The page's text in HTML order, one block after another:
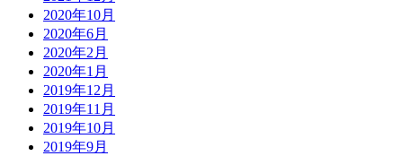
2020年10月
2020年6月
2020年2月
2020年1月
2019年12月
2019年11月
2019年10月
2019年9月